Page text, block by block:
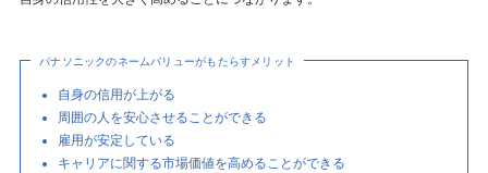
パナソニックのネームバリューがもたらすメリット
自身の信用が上がる
周囲の人を安心させることができる
雇用が安定している
キャリアに関する市場価値を高めることができる